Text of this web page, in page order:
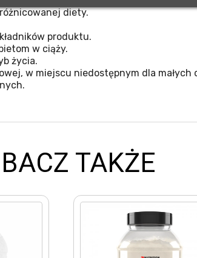
diety.
produktu.
w ciąży.
życia.
w miejscu niedostępnym dla małych
TAKŻE